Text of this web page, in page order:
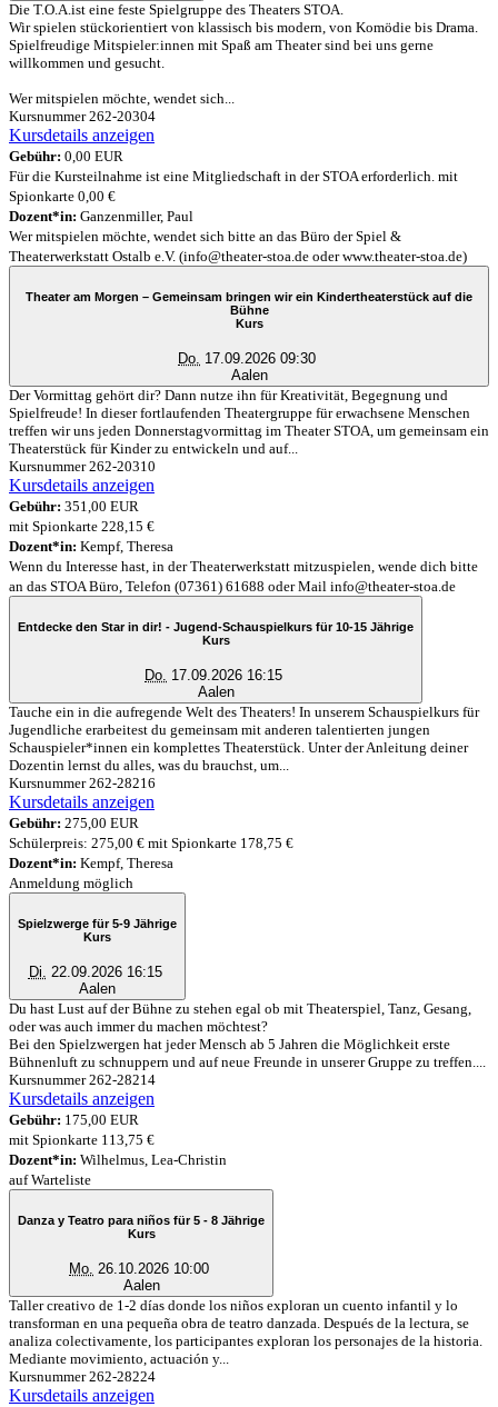
Die T.O.A.ist eine feste Spielgruppe des Theaters STOA.
Wir spielen stückorientiert von klassisch bis modern, von Komödie bis Drama.
Spielfreudige Mitspieler:innen mit Spaß am Theater sind bei uns gerne
willkommen und gesucht.
Wer mitspielen möchte, wendet sich...
Kursnummer 262-20304
Kursdetails anzeigen
Gebühr: 0,00 EUR
Für die Kursteilnahme ist eine Mitgliedschaft in der STOA erforderlich. mit
Spionkarte 0,00 €
Dozent*in: Ganzenmiller, Paul
Wer mitspielen möchte, wendet sich bitte an das Büro der Spiel &
Theaterwerkstatt Ostalb e.V. (info@theater-stoa.de oder www.theater-stoa.de)
Theater am Morgen – Gemeinsam bringen wir ein Kindertheaterstück auf die
Bühne
Kurs
Do. 17.09.2026 09:30
Aalen
Der Vormittag gehört dir? Dann nutze ihn für Kreativität, Begegnung und
Spielfreude! In dieser fortlaufenden Theatergruppe für erwachsene Menschen
treffen wir uns jeden Donnerstagvormittag im Theater STOA, um gemeinsam ein
Theaterstück für Kinder zu entwickeln und auf...
Kursnummer 262-20310
Kursdetails anzeigen
Gebühr: 351,00 EUR
mit Spionkarte 228,15 €
Dozent*in: Kempf, Theresa
Wenn du Interesse hast, in der Theaterwerkstatt mitzuspielen, wende dich bitte
an das STOA Büro, Telefon (07361) 61688 oder Mail info@theater-stoa.de
Entdecke den Star in dir! - Jugend-Schauspielkurs für 10-15 Jährige
Kurs
Do. 17.09.2026 16:15
Aalen
Tauche ein in die aufregende Welt des Theaters! In unserem Schauspielkurs für
Jugendliche erarbeitest du gemeinsam mit anderen talentierten jungen
Schauspieler*innen ein komplettes Theaterstück. Unter der Anleitung deiner
Dozentin lernst du alles, was du brauchst, um...
Kursnummer 262-28216
Kursdetails anzeigen
Gebühr: 275,00 EUR
Schülerpreis: 275,00 € mit Spionkarte 178,75 €
Dozent*in: Kempf, Theresa
Anmeldung möglich
Spielzwerge für 5-9 Jährige
Kurs
Di. 22.09.2026 16:15
Aalen
Du hast Lust auf der Bühne zu stehen egal ob mit Theaterspiel, Tanz, Gesang,
oder was auch immer du machen möchtest?
Bei den Spielzwergen hat jeder Mensch ab 5 Jahren die Möglichkeit erste
Bühnenluft zu schnuppern und auf neue Freunde in unserer Gruppe zu treffen....
Kursnummer 262-28214
Kursdetails anzeigen
Gebühr: 175,00 EUR
mit Spionkarte 113,75 €
Dozent*in: Wilhelmus, Lea-Christin
auf Warteliste
Danza y Teatro para niños für 5 - 8 Jährige
Kurs
Mo. 26.10.2026 10:00
Aalen
Taller creativo de 1-2 días donde los niños exploran un cuento infantil y lo
transforman en una pequeña obra de teatro danzada. Después de la lectura, se
analiza colectivamente, los participantes exploran los personajes de la historia.
Mediante movimiento, actuación y...
Kursnummer 262-28224
Kursdetails anzeigen